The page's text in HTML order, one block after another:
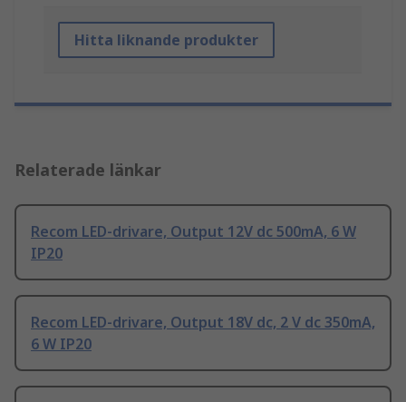
Hitta liknande produkter
Relaterade länkar
Recom LED-drivare, Output 12V dc 500mA, 6 W
IP20
Recom LED-drivare, Output 18V dc, 2 V dc 350mA,
6 W IP20